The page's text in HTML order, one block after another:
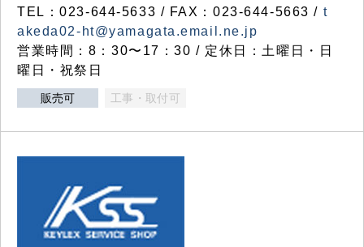
TEL：023-644-5633 / FAX：023-644-5663 / t
akeda02-ht@yamagata.email.ne.jp
営業時間：8：30〜17：30 / 定休日：土曜日・日
曜日・祝祭日
販売可 工事・取付可